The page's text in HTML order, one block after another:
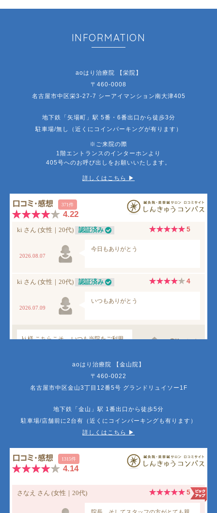
INFORMATION
aoはり治療院 【栄院】
〒460-0008
名古屋市中区栄3-27-7 シーアイマンション南大津405
地下鉄「矢場町」駅 5番・6番出口から徒歩3分
駐車場/無し（近くにコインパーキングが有ります）
※ご来院の際
1階エントランスのインターホンより
405号へのお呼び出しをお願いいたします。
詳しくはこちら ▶︎
aoはり治療院 【金山院】
〒460-0022
名古屋市中区金山3丁目12番5号 グランドリュイソー1F
地下鉄「金山」駅 1番出口から徒歩5分
駐車場/店舗前に2台有（近くにコインパーキングも有ります）
詳しくはこちら ▶︎